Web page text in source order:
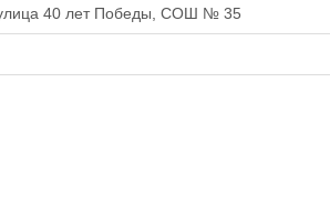
улица 40 лет Победы, СОШ № 35